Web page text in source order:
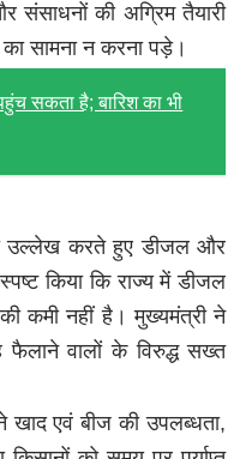
संसाधनों की अग्रिम तैयारी
सामना न करना पड़े।
सकता है; बारिश का भी
उल्लेख करते हुए डीजल और
किया कि राज्य में डीजल
कमी नहीं है। मुख्यमंत्री ने
फैलाने वालों के विरुद्ध सख्त
खाद एवं बीज की उपलब्धता,